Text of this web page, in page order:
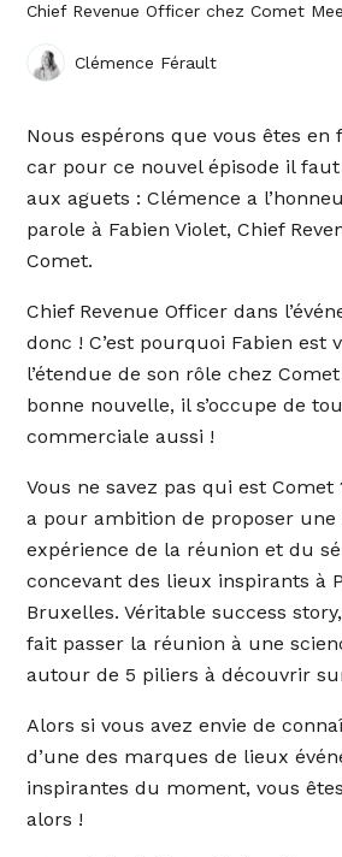
Chief Revenue Officer chez Comet
Clémence Férault
Nous espérons que vous êtes en
car pour ce nouvel épisode il
aux aguets : Clémence a
parole à Fabien Violet, Chief
Comet.
Chief Revenue Officer dans
donc ! C’est pourquoi Fabien est
l’étendue de son rôle chez
bonne nouvelle, il s’occupe de
commerciale aussi !
Vous ne savez pas qui est Comet
a pour ambition de proposer une
expérience de la réunion et du
concevant des lieux inspirants à
Bruxelles. Véritable success
fait passer la réunion à une
autour de 5 piliers à découvrir
Alors si vous avez envie de
d’une des marques de lieux
inspirantes du moment, vous
alors !